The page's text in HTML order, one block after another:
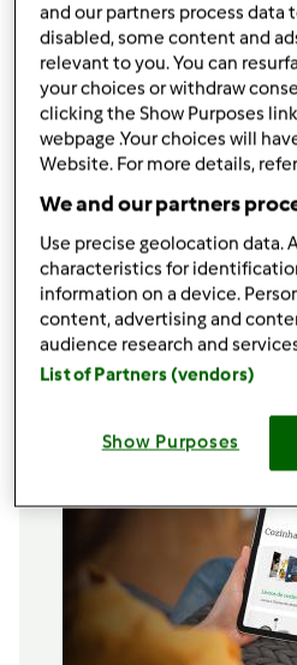
250 g de manteiga(usei
ambiente
2 pacotes e meio de
200 g de amêndoa sem
50 g prara meter no fim
1 saqueta de café
2 gemas de ovo
café forte liquido qb.
café em pó qb.(usei café
grãos de café para
Adicionar à
and our partners process data
disabled, some content and
relevant to you. You can
your choices or withdraw
clicking the Show Purposes
webpage .Your choices will
Website. For more details,
We and our partners
Use precise geolocation data.
characteristics for
information on a device.
content, advertising and
audience research and
List of Partners (vendors)
Show Purposes